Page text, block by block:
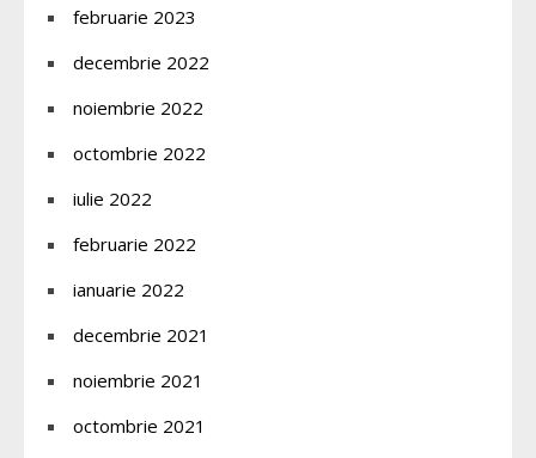
februarie 2023
decembrie 2022
noiembrie 2022
octombrie 2022
iulie 2022
februarie 2022
ianuarie 2022
decembrie 2021
noiembrie 2021
octombrie 2021